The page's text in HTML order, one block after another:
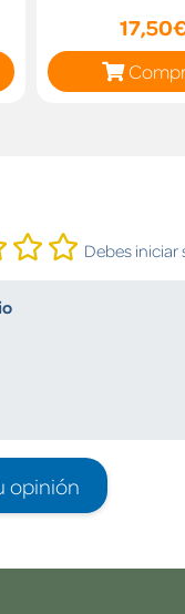
17,50€
Debes iniciar
opinión